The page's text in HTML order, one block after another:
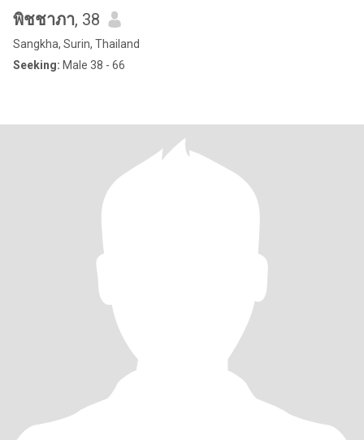
พิชชาภา, 38
Sangkha, Surin, Thailand
Seeking: Male 38 - 66